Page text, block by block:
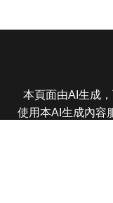
本頁面由AI生成
使用本AI生成內容